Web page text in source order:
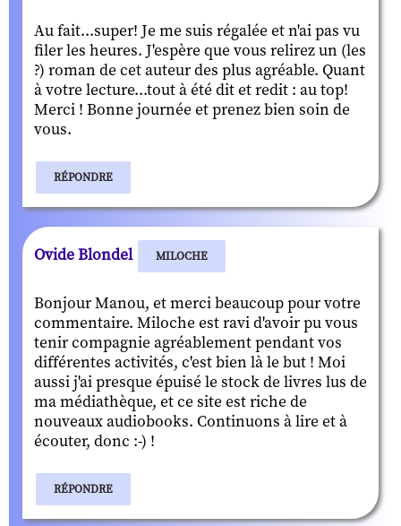
Au fait...super! Je me suis régalée et n'ai pas vu
filer les heures. J'espère que vous relirez un (les
?) roman de cet auteur des plus agréable. Quant
à votre lecture...tout à été dit et redit : au top!
Merci ! Bonne journée et prenez bien soin de
vous.
RÉPONDRE
Ovide Blondel MILOCHE
Bonjour Manou, et merci beaucoup pour votre
commentaire. Miloche est ravi d'avoir pu vous
tenir compagnie agréablement pendant vos
différentes activités, c'est bien là le but ! Moi
aussi j'ai presque épuisé le stock de livres lus de
ma médiathèque, et ce site est riche de
nouveaux audiobooks. Continuons à lire et à
écouter, donc :-) !
RÉPONDRE